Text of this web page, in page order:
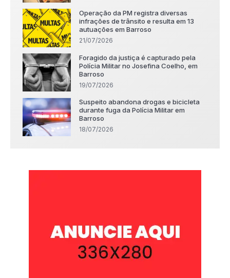
Operação da PM registra diversas
infrações de trânsito e resulta em 13
autuações em Barroso
21/07/2026
Foragido da justiça é capturado pela
Polícia Militar no Josefina Coelho, em
Barroso
19/07/2026
Suspeito abandona drogas e bicicleta
durante fuga da Polícia Militar em
Barroso
18/07/2026